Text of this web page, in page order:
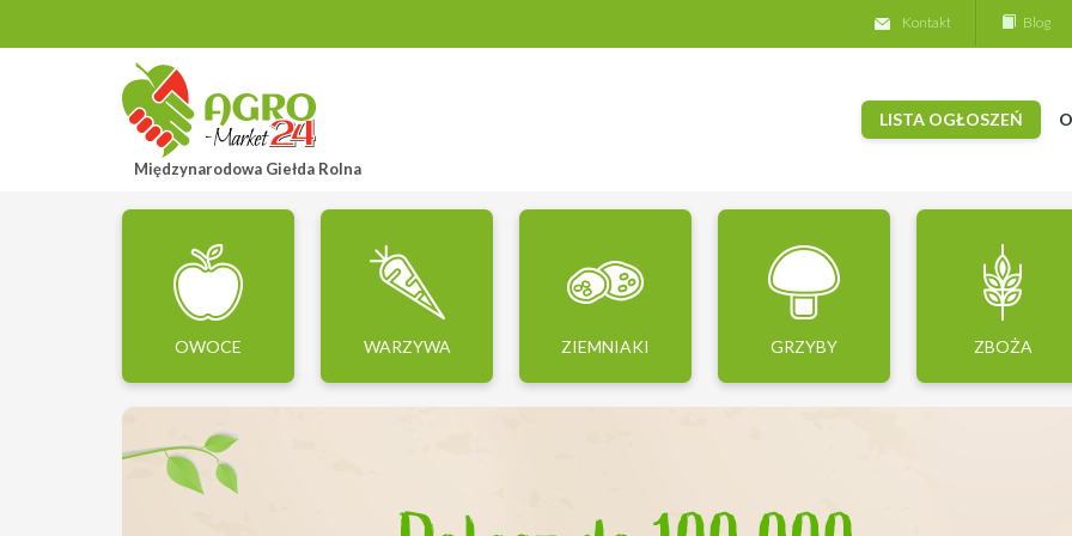
Kontakt Blog
Międzynarodowa Giełda Rolna
LISTA OGŁOSZEŃ
OWOCE WARZYWA ZIEMNIAKI GRZYBY ZBOŻA